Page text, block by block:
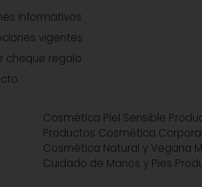
informativos
vigentes
cheque regalo
Cosmética Piel Sensible
Productos Cosmética Corporal
Cosmética Natural y Vegana
Cuidado de Manos y Pies